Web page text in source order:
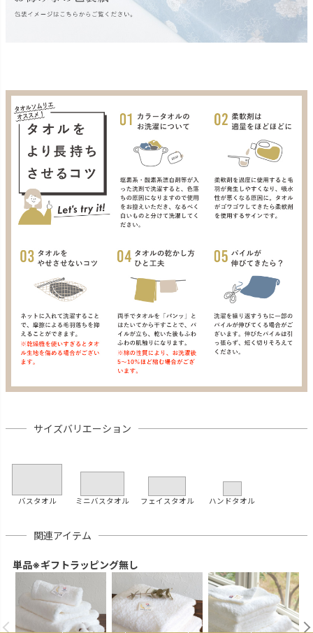
サイズバリエーション
バスタオル ミニバスタオル フェイスタオル ハンドタオル
関連アイテム
単品※ギフトラッピング無し